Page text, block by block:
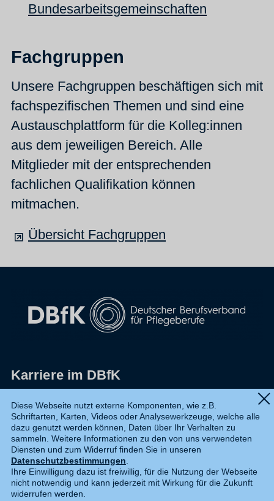
Bundesarbeitsgemeinschaften
Fachgruppen
Unsere Fachgruppen beschäftigen sich mit
fachspezifischen Themen und sind eine
Austauschplattform für die Kolleg:innen
aus dem jeweiligen Bereich. Alle
Mitglieder mit der entsprechenden
fachlichen Qualifikation können
mitmachen.
Übersicht Fachgruppen
Karriere im DBfK
Datenschutz
Shop
Widerruf
Kontakt
Diese Webseite nutzt externe Komponenten, wie z.B.
Schriftarten, Karten, Videos oder Analysewerkzeuge, welche alle
dazu genutzt werden können, Daten über Ihr Verhalten zu
sammeln. Weitere Informationen zu den von uns verwendeten
Diensten und zum Widerruf finden Sie in unseren
Datenschutzbestimmungen.
Ihre Einwilligung dazu ist freiwillig, für die Nutzung der Webseite
nicht notwendig und kann jederzeit mit Wirkung für die Zukunft
widerrufen werden.